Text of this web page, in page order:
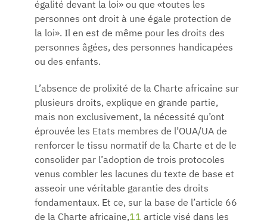
égalité devant la loi» ou que «toutes les
personnes ont droit à une égale protection de
la loi». Il en est de même pour les droits des
personnes âgées, des personnes handicapées
ou des enfants.
L’absence de prolixité de la Charte africaine sur
plusieurs droits, explique en grande partie,
mais non exclusivement, la nécessité qu’ont
éprouvée les Etats membres de l’OUA/UA de
renforcer le tissu normatif de la Charte et de le
consolider par l’adoption de trois protocoles
venus combler les lacunes du texte de base et
asseoir une véritable garantie des droits
fondamentaux. Et ce, sur la base de l’article 66
de la Charte africaine,11 article visé dans les